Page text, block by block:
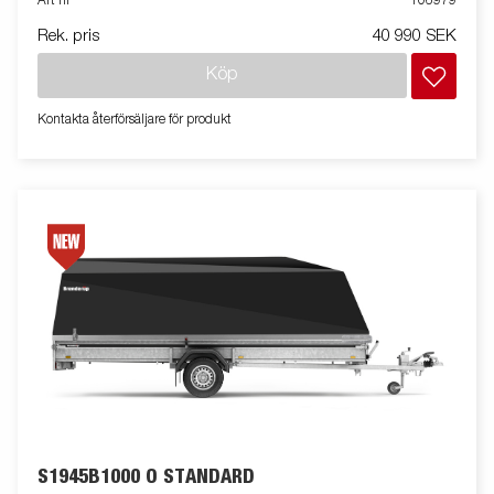
Rek. pris 40 990 SEK
Köp
Kontakta återförsäljare för produkt
S1945B1000 O STANDARD